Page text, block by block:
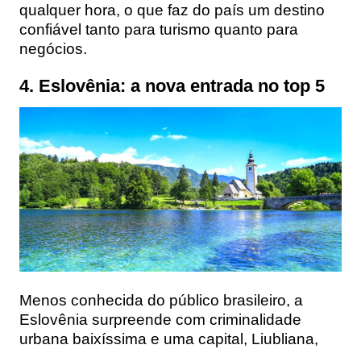
qualquer hora, o que faz do país um destino
confiável tanto para turismo quanto para
negócios.
4. Eslovênia: a nova entrada no top 5
Menos conhecida do público brasileiro, a
Eslovênia surpreende com criminalidade
urbana baixíssima e uma capital, Liubliana,